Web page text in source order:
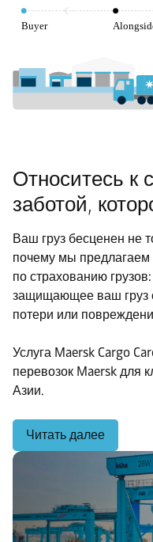
Относитесь к
заботой,
Ваш груз бесценен не
почему мы предлагаем
по страхованию
защищающее ваш груз
потери или
Услуга Maersk Cargo
перевозок Maersk для
Азии.
Читать далее